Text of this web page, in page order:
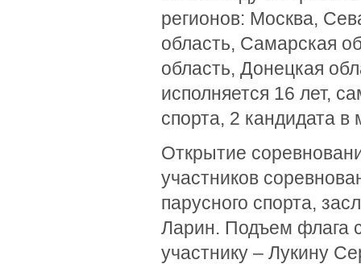
регионов: Москва,
область, Самарская
область, Донецкая
исполняется 16 лет,
спорта, 2 кандидата
Открытие
участников
парусного спорта,
Ларин. Подъем флага
участнику – Лукину